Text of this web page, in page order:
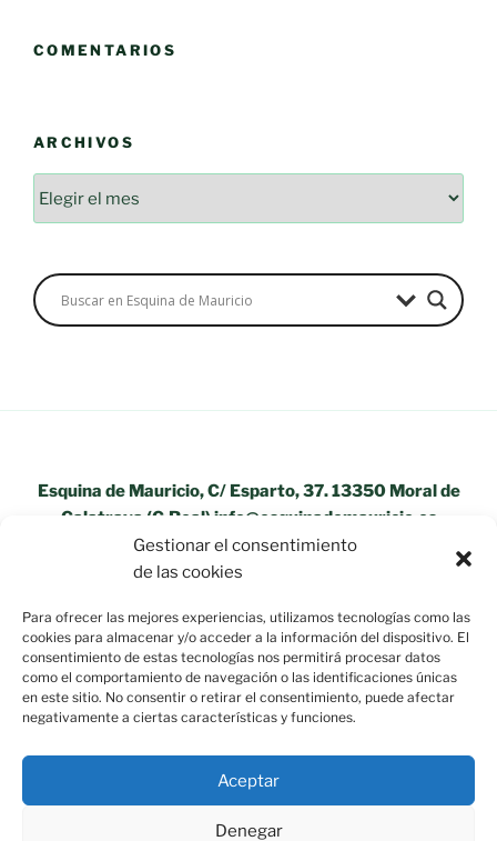
Gestionar el consentimiento
de las cookies
Para ofrecer las mejores experiencias, utilizamos tecnologías como las
cookies para almacenar y/o acceder a la información del dispositivo. El
consentimiento de estas tecnologías nos permitirá procesar datos
como el comportamiento de navegación o las identificaciones únicas
en este sitio. No consentir o retirar el consentimiento, puede afectar
negativamente a ciertas características y funciones.
Aceptar
Denegar
COMENTARIOS
ARCHIVOS
Esquina de Mauricio, C/ Esparto, 37. 13350 Moral de
Calatrava (C.Real) info@esquinademauricio.es
«Aviso Legal»